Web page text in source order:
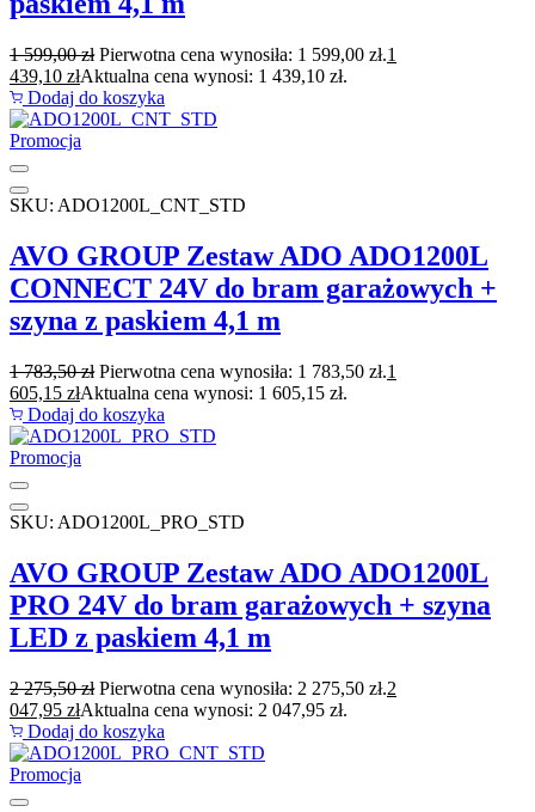
1 599,00zł Pierwotna cena wynosiła: 1 599,00 zł.1
439,10 złAktualna cena wynosi: 1 439,10 zł.
Dodaj do koszyka
Promocja
SKU: ADO1200L_CNT_STD
AVO GROUP Zestaw ADO ADO1200L
CONNECT 24V do bram garażowych +
szyna z paskiem 4,1 m
1 783,50zł Pierwotna cena wynosiła: 1 783,50 zł.1
605,15 złAktualna cena wynosi: 1 605,15 zł.
Dodaj do koszyka
Promocja
SKU: ADO1200L_PRO_STD
AVO GROUP Zestaw ADO ADO1200L
PRO 24V do bram garażowych + szyna
LED z paskiem 4,1 m
2 275,50zł Pierwotna cena wynosiła: 2 275,50 zł.2
047,95 złAktualna cena wynosi: 2 047,95 zł.
Dodaj do koszyka
Promocja